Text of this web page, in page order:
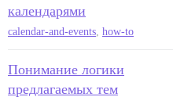
календарями
calendar-and-events, how-to
Понимание логики
предлагаемых тем